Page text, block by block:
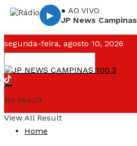
▶
● AO VIVO
JP News Campinas
segunda-feira, agosto 10, 2026
No Result
View All Result
Home